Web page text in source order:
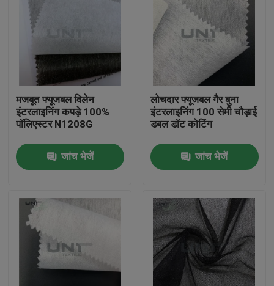
घर
उत्पाद
मजबूत फ्यूजबल विलेन
इंटरलाइनिंग कपड़े 100%
पॉलिएस्टर N1208G
जांच भेजें
लोचदार फ्यूजबल गैर बुना
इंटरलाइनिंग 100 सेमी चौड़ाई
डबल डॉट कोटिंग
जांच भेजें